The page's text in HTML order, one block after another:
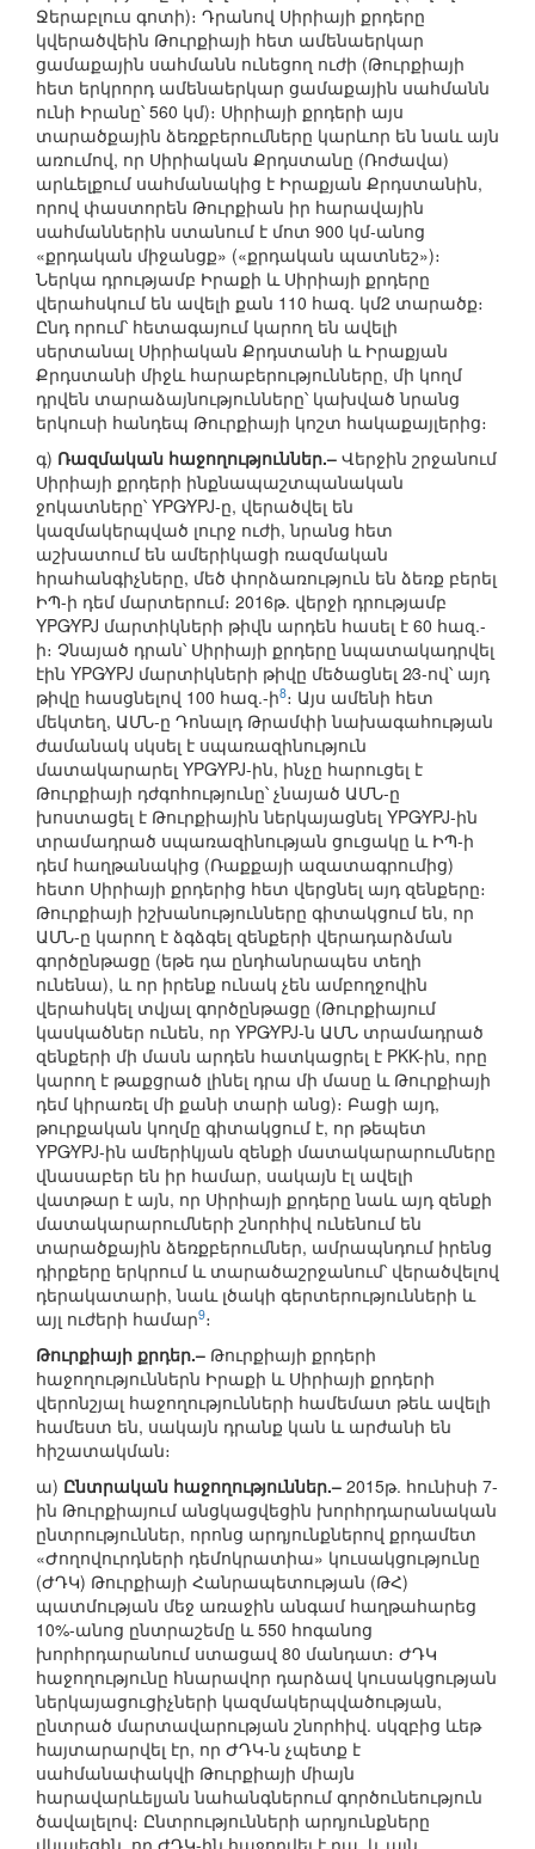
Ջերաբլուս գոտի)։ Դրանով Սիրիայի քրդերը
կվերածվեին Թուրքիայի հետ ամենաերկար
ցամաքային սահմանն ունեցող ուժի (Թուրքիայի
հետ երկրորդ ամենաերկար ցամաքային սահմանն
ունի Իրանը՝ 560 կմ)։ Սիրիայի քրդերի այս
տարածքային ձեռքբերումները կարևոր են նաև այն
առումով, որ Սիրիական Քրդստանը (Ռոժավա)
արևելքում սահմանակից է Իրաքյան Քրդստանին,
որով փաստորեն Թուրքիան իր հարավային
սահմաններին ստանում է մոտ 900 կմ-անոց
«քրդական միջանցք» («քրդական պատնեշ»)։
Ներկա դրությամբ Իրաքի և Սիրիայի քրդերը
վերահսկում են ավելի քան 110 հազ. կմ2 տարածք։
Ընդ որում՝ հետագայում կարող են ավելի
սերտանալ Սիրիական Քրդստանի և Իրաքյան
Քրդստանի միջև հարաբերությունները, մի կողմ
դրվեն տարաձայնությունները՝ կախված նրանց
երկուսի հանդեպ Թուրքիայի կոշտ հակաքայլերից։
գ) Ռազմական հաջողություններ.– Վերջին շրջանում
Սիրիայի քրդերի ինքնապաշտպանական
ջոկատները՝ YPG∕YPJ-ը, վերածվել են
կազմակերպված լուրջ ուժի, նրանց հետ
աշխատում են ամերիկացի ռազմական
հրահանգիչները, մեծ փորձառություն են ձեռք բերել
ԻՊ-ի դեմ մարտերում։ 2016թ. վերջի դրությամբ
YPG∕YPJ մարտիկների թիվն արդեն հասել է 60 հազ.-
ի։ Չնայած դրան՝ Սիրիայի քրդերը նպատակադրվել
էին YPG∕YPJ մարտիկների թիվը մեծացնել 2∕3-ով՝ այդ
թիվը հասցնելով 100 հազ.-ի8։ Այս ամենի հետ
մեկտեղ, ԱՄՆ-ը Դոնալդ Թրամփի նախագահության
ժամանակ սկսել է սպառազինություն
մատակարարել YPG∕YPJ-ին, ինչը հարուցել է
Թուրքիայի դժգոհությունը՝ չնայած ԱՄՆ-ը
խոստացել է Թուրքիային ներկայացնել YPG∕YPJ-ին
տրամադրած սպառազինության ցուցակը և ԻՊ-ի
դեմ հաղթանակից (Ռաքքայի ազատագրումից)
հետո Սիրիայի քրդերից հետ վերցնել այդ զենքերը։
Թուրքիայի իշխանությունները գիտակցում են, որ
ԱՄՆ-ը կարող է ձգձգել զենքերի վերադարձման
գործընթացը (եթե դա ընդհանրապես տեղի
ունենա), և որ իրենք ունակ չեն ամբողջովին
վերահսկել տվյալ գործընթացը (Թուրքիայում
կասկածներ ունեն, որ YPG∕YPJ-ն ԱՄՆ տրամադրած
զենքերի մի մասն արդեն հատկացրել է PKK-ին, որը
կարող է թաքցրած լինել դրա մի մասը և Թուրքիայի
դեմ կիրառել մի քանի տարի անց)։ Բացի այդ,
թուրքական կողմը գիտակցում է, որ թեպետ
YPG∕YPJ-ին ամերիկյան զենքի մատակարարումները
վնասաբեր են իր համար, սակայն էլ ավելի
վատթար է այն, որ Սիրիայի քրդերը նաև այդ զենքի
մատակարարումների շնորհիվ ունենում են
տարածքային ձեռքբերումներ, ամրապնդում իրենց
դիրքերը երկրում և տարածաշրջանում՝ վերածվելով
դերակատարի, նաև լծակի գերտերությունների և
այլ ուժերի համար9։
Թուրքիայի քրդեր.– Թուրքիայի քրդերի
հաջողություններն Իրաքի և Սիրիայի քրդերի
վերոնշյալ հաջողությունների համեմատ թեև ավելի
համեստ են, սակայն դրանք կան և արժանի են
հիշատակման։
ա) Ընտրական հաջողություններ.– 2015թ. հունիսի 7-
ին Թուրքիայում անցկացվեցին խորհրդարանական
ընտրություններ, որոնց արդյունքներով քրդամետ
«Ժողովուրդների դեմոկրատիա» կուսակցությունը
(ԺԴԿ) Թուրքիայի Հանրապետության (ԹՀ)
պատմության մեջ առաջին անգամ հաղթահարեց
10%-անոց ընտրաշեմը և 550 հոգանոց
խորհրդարանում ստացավ 80 մանդատ։ ԺԴԿ
հաջողությունը հնարավոր դարձավ կուսակցության
ներկայացուցիչների կազմակերպվածության,
ընտրած մարտավարության շնորհիվ. սկզբից ևեթ
հայտարարվել էր, որ ԺԴԿ-ն չպետք է
սահմանափակվի Թուրքիայի միայն
հարավարևելյան նահանգներում գործունեություն
ծավալելով։ Ընտրությունների արդյունքները